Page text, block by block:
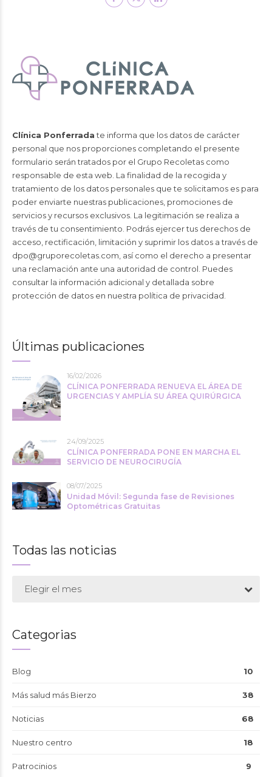
Clínica Ponferradate informa que los datos de carácter
personal que nos proporciones completando el presente
formulario serán tratados por el Grupo Recoletas como
responsable de esta web. La finalidad de la recogida y
tratamiento de los datos personales que te solicitamos es para
poder enviarte nuestras publicaciones, promociones de
servicios y recursos exclusivos. La legitimación se realiza a
través de tu consentimiento. Podrás ejercer tus derechos de
acceso, rectificación, limitación y suprimir los datos a través de
dpo@gruporecoletas.com, así como el derecho a presentar
una reclamación ante una autoridad de control. Puedes
consultar la información adicional y detallada sobre
protección de datos en nuestra política de privacidad.
Últimas publicaciones
16/02/2026
CLÍNICA PONFERRADA RENUEVA EL ÁREA DE
URGENCIAS Y AMPLÍA SU ÁREA QUIRÚRGICA
24/09/2025
CLÍNICA PONFERRADA PONE EN MARCHA EL
SERVICIO DE NEUROCIRUGÍA
08/07/2025
Unidad Móvil: Segunda fase de Revisiones
Optométricas Gratuitas
Todas las noticias
Elegir el mes
Categorias
Blog 10
Más salud más Bierzo 38
Noticias 68
Nuestro centro 18
Patrocinios 9